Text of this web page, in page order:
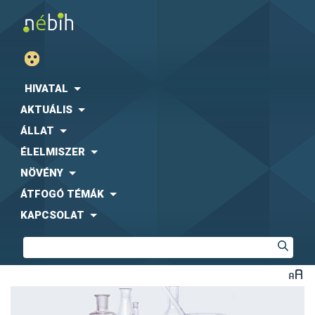
HIVATAL
AKTUÁLIS
ÁLLAT
ÉLELMISZER
NÖVÉNY
ÁTFOGÓ TÉMÁK
KAPCSOLAT